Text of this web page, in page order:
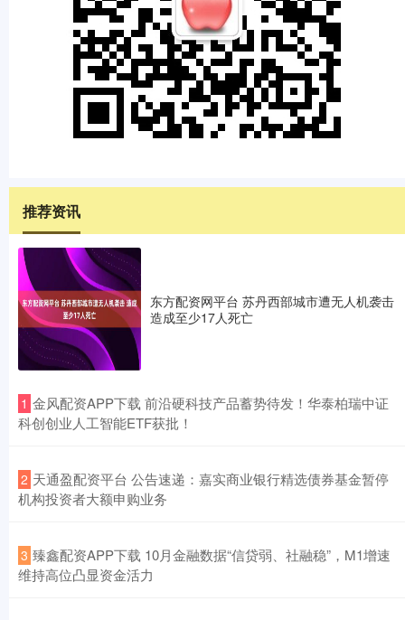
推荐资讯
东方配资网平台 苏丹西部城市遭无人机袭击
造成至少17人死亡
1 ​金风配资APP下载 前沿硬科技产品蓄势待发！华泰柏瑞中证
科创创业人工智能ETF获批！
2 ​天通盈配资平台 公告速递：嘉实商业银行精选债券基金暂停
机构投资者大额申购业务
3 ​臻鑫配资APP下载 10月金融数据“信贷弱、社融稳”，M1增速
维持高位凸显资金活力